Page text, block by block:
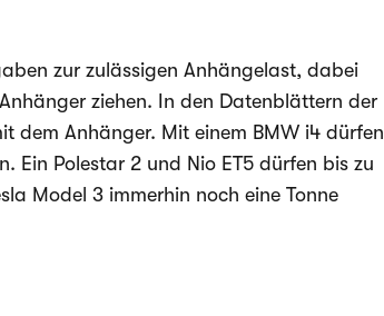
zur zulässigen Anhängelast, dabei
ziehen. In den Datenblättern der
dem Anhänger. Mit einem BMW i4 dürfen
Ein Polestar 2 und Nio ET5 dürfen bis zu
Model 3 immerhin noch eine Tonne